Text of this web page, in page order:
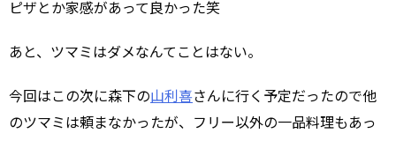
ピザとか家感があって良かった笑
あと、ツマミはダメなんてことはない。
今回はこの次に森下の山利喜さんに行く予定だったので他
のツマミは頼まなかったが、フリー以外の一品料理もあっ